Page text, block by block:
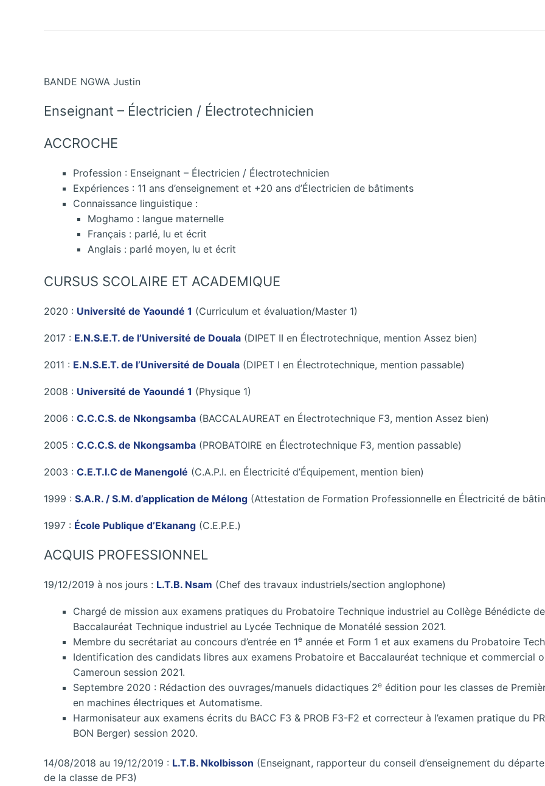
BANDE NGWA Justin
Enseignant – Électricien / Électrotechnicien
ACCROCHE
Profession : Enseignant – Électricien / Électrotechnicien
Expériences : 11 ans d’enseignement et +20 ans d’Électricien de bâtiments
Connaissance linguistique :
Moghamo : langue maternelle
Français : parlé, lu et écrit
Anglais : parlé moyen, lu et écrit
CURSUS SCOLAIRE ET ACADEMIQUE
2020 : Université de Yaoundé 1 (Curriculum et évaluation/Master 1)
2017 : E.N.S.E.T. de l’Université de Douala (DIPET II en Électrotechnique, mention Assez bien)
2011 : E.N.S.E.T. de l’Université de Douala (DIPET I en Électrotechnique, mention passable)
2008 : Université de Yaoundé 1 (Physique 1)
2006 : C.C.C.S. de Nkongsamba (BACCALAUREAT en Électrotechnique F3, mention Assez bien)
2005 : C.C.C.S. de Nkongsamba (PROBATOIRE en Électrotechnique F3, mention passable)
2003 : C.E.T.I.C de Manengolé (C.A.P.I. en Électricité d’Équipement, mention bien)
1999 : S.A.R. / S.M. d’application de Mélong (Attestation de Formation Professionnelle en Électricité de
1997 : École Publique d’Ekanang (C.E.P.E.)
ACQUIS PROFESSIONNEL
19/12/2019 à nos jours : L.T.B. Nsam (Chef des travaux industriels/section anglophone)
Chargé de mission aux examens pratiques du Probatoire Technique industriel au Collège Bénédicte
Baccalauréat Technique industriel au Lycée Technique de Monatélé session 2021.
Membre du secrétariat au concours d’entrée en 1e année et Form 1 et aux examens du Probatoire
Identification des candidats libres aux examens Probatoire et Baccalauréat technique et commercial
Cameroun session 2021.
Septembre 2020 : Rédaction des ouvrages/manuels didactiques 2e édition pour les classes de
en machines électriques et Automatisme.
Harmonisateur aux examens écrits du BACC F3 & PROB F3-F2 et correcteur à l’examen pratique du
BON Berger) session 2020.
14/08/2018 au 19/12/2019 : L.T.B. Nkolbisson (Enseignant, rapporteur du conseil d’enseignement du
de la classe de PF3)